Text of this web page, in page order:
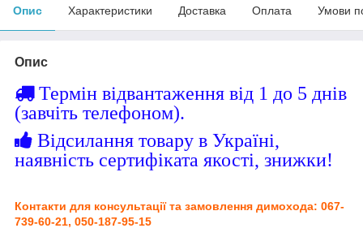
Опис Характеристики Доставка Оплата Умови
Опис
Термін відвантаження від 1 до 5 днів
(завчіть телефоном).
Відсилання товару в Україні,
наявність сертифіката якості, знижки!
Контакти для консультації та замовлення димохода: 067-
739-60-21, 050-187-95-15